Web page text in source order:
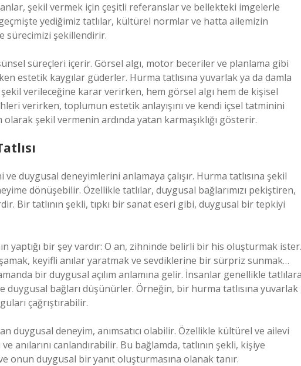
şekil vermek için çeşitli referanslar ve bellekteki imgelerle
yediğimiz tatlılar, kültürel normlar ve hatta ailemizin
sürecimizi şekillendirir.
süreçleri içerir. Görsel algı, motor beceriler ve planlama gibi
estetik kaygılar güderler. Hurma tatlısına yuvarlak ya da damla
verileceğine karar verirken, hem görsel algı hem de kişisel
verirken, toplumun estetik anlayışını ve kendi içsel tatminini
şekil vermenin ardında yatan karmaşıklığı gösterir.
duygusal deneyimlerini anlamaya çalışır. Hurma tatlısına şekil
dönüşebilir. Özellikle tatlılar, duygusal bağlarımızı pekiştiren,
Bir tatlının şekli, tıpkı bir sanat eseri gibi, duygusal bir tepkiyi
yaptığı bir şey vardır: O an, zihninde belirli bir his oluşturmak ister.
keyifli anılar yaratmak ve sevdiklerine bir sürpriz sunmak…
bir duygusal açılım anlamına gelir. İnsanlar genellikle
bağları düşünürler. Örneğin, bir hurma tatlısına yuvarlak
çağrıştırabilir.
duygusal deneyim, anımsatıcı olabilir. Özellikle kültürel ve ailevi
anılarını canlandırabilir. Bu bağlamda, tatlının şekli, kişiye
onun duygusal bir yanıt oluşturmasına olanak tanır.